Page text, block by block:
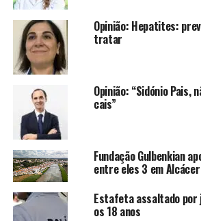
Opinião: Hepatites:
tratar
Opinião: “Sidónio Pais,
cais”
Fundação Gulbenkian
entre eles 3 em
Estafeta assaltado por
os 18 anos